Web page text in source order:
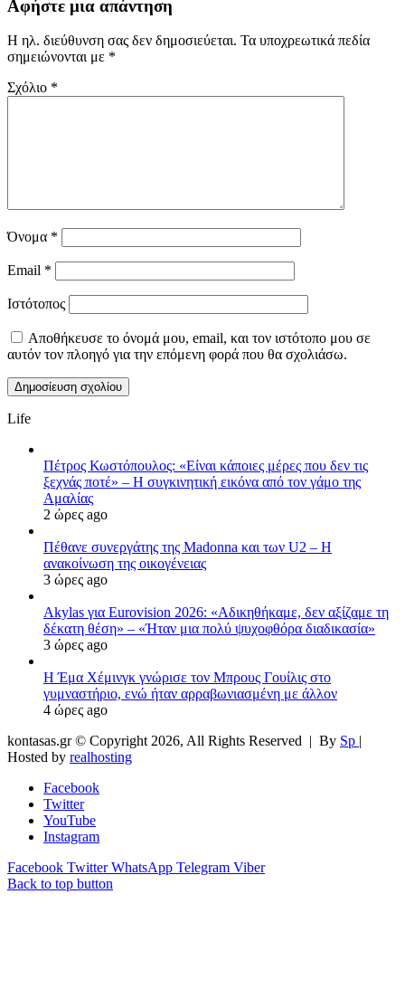
Αφήστε μια απάντηση
Η ηλ. διεύθυνση σας δεν δημοσιεύεται. Τα υποχρεωτικά πεδία
σημειώνονται με *
Σχόλιο *
Όνομα *
Email *
Ιστότοπος
Αποθήκευσε το όνομά μου, email, και τον ιστότοπο μου σε
αυτόν τον πλοηγό για την επόμενη φορά που θα σχολιάσω.
Life
Πέτρος Κωστόπουλος: «Είναι κάποιες μέρες που δεν τις
ξεχνάς ποτέ» – Η συγκινητική εικόνα από τον γάμο της
Αμαλίας
2 ώρες ago
Πέθανε συνεργάτης της Madonna και των U2 – Η
ανακοίνωση της οικογένειας
3 ώρες ago
Akylas για Eurovision 2026: «Aδικηθήκαμε, δεν αξίζαμε τη
δέκατη θέση» – «Ήταν μια πολύ ψυχοφθόρα διαδικασία»
3 ώρες ago
Η Έμα Χέμινγκ γνώρισε τον Μπρους Γουίλις στο
γυμναστήριο, ενώ ήταν αρραβωνιασμένη με άλλον
4 ώρες ago
kontasas.gr © Copyright 2026, All Rights Reserved | By Sp |
Hosted by realhosting
Facebook
Twitter
YouTube
Instagram
Facebook Twitter WhatsApp Telegram Viber
Back to top button